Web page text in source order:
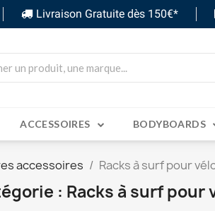
Livraison Gratuite dès 150€*
ACCESSOIRES BODYBOARDS
accessoires Racks à surf pour
: Racks à surf pour